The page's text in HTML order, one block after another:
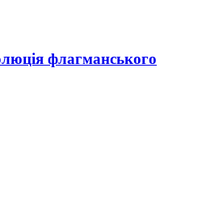
флагманського